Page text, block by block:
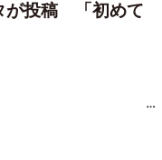
が投稿 「初めて